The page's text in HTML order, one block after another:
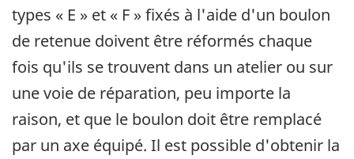
types « E » et « F » fixés à l'aide d'un boulon
de retenue doivent être réformés chaque
fois qu'ils se trouvent dans un atelier ou sur
une voie de réparation, peu importe la
raison, et que le boulon doit être remplacé
par un axe équipé. Il est possible d'obtenir la